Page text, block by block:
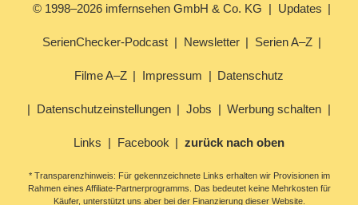
© 1998–2026 imfernsehen GmbH & Co. KG Updates
SerienChecker-Podcast Newsletter Serien A–Z
Filme A–Z Impressum Datenschutz
Datenschutzeinstellungen Jobs Werbung schalten
Links Facebook zurück nach oben
* Transparenzhinweis: Für gekennzeichnete Links erhalten wir Provisionen im
Rahmen eines Affiliate-Partnerprogramms. Das bedeutet keine Mehrkosten für
Käufer, unterstützt uns aber bei der Finanzierung dieser Website.